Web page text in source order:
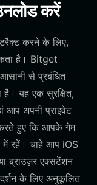
करें
करने के लिए,
है। Bitget
से प्रबंधित
है। यह एक सुरक्षित,
आप अपनी प्राइवेट
हुए कि आपके गेम
रहें। चाहे आप iOS
ब्राउज़र एक्सटेंशन
के लिए अनुकूलित